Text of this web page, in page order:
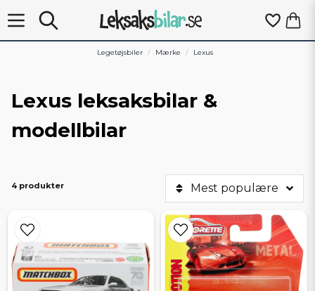
Legetøjsbiler Mærke Lexus
Lexus leksaksbilar &
modellbilar
4 produkter Mest populære